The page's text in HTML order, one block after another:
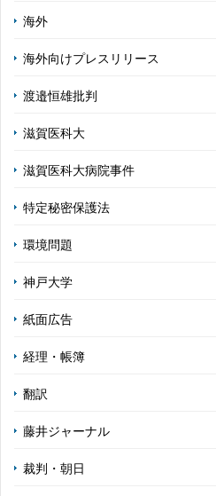
海外
海外向けプレスリリース
渡邉恒雄批判
滋賀医科大
滋賀医科大病院事件
特定秘密保護法
環境問題
神戸大学
紙面広告
経理・帳簿
翻訳
藤井ジャーナル
裁判・朝日